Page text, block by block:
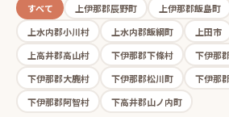
すべて
上伊那郡辰野町 上伊那郡飯島町
上水内郡小川村
上水内郡飯綱町 上田市
上高井郡高山村
下伊那郡下條村
下伊那
下伊那郡大鹿村
下伊那郡松川町
下伊那
下伊那郡阿智村
下高井郡山ノ内町